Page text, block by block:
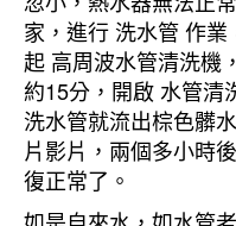
家，進行 洗水管 作
起 高周波水管清洗機
約15分，開啟 水管清
洗水管就流出棕色髒
片影片，兩個多小時
復正常了。